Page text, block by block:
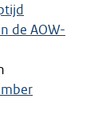
de AOW-